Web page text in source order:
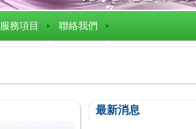
服務項目 聯絡我們
最新消息